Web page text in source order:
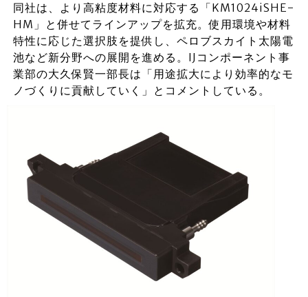
同社は、より高粘度材料に対応する「KM1024iSHE-
HM」と併せてラインアップを拡充。使用環境や材料
特性に応じた選択肢を提供し、ペロブスカイト太陽電
池など新分野への展開を進める。IJコンポーネント事
業部の大久保賢一部長は「用途拡大により効率的なモ
ノづくりに貢献していく」とコメントしている。